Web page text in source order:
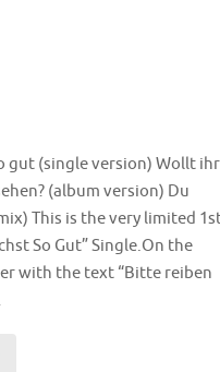
gut (single version) Wollt ihr
(album version) Du
This is the very limited
So Gut” Single.On the
with the text “Bitte reiben